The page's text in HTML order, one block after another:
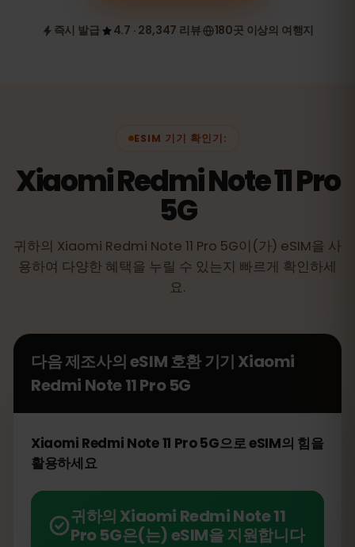
즉시 발급 4.7 · 28,347 리뷰 180곳 이상의 여행지
ESIM 기기 확인기:
Xiaomi Redmi Note 11 Pro
5G
귀하의 Xiaomi Redmi Note 11 Pro 5G이(가) eSIM을 사
용하여 다양한 혜택을 누릴 수 있는지 빠르게 확인하세
요.
다음 제조사의 eSIM 호환 기기 Xiaomi
Redmi Note 11 Pro 5G
Xiaomi Redmi Note 11 Pro 5G으로 eSIM의 힘을
활용하세요
귀하의 Xiaomi Redmi Note 11
Pro 5G은(는) eSIM을 지원합니다